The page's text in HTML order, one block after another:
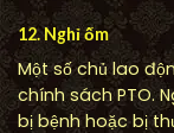
12. Nghỉ ốm
Một số chủ lao
chính sách PTO.
bị bệnh hoặc bị